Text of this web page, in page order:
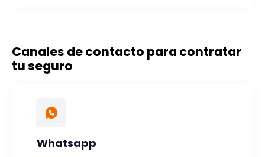
Canales de contacto para contratar
tu seguro
Whatsapp